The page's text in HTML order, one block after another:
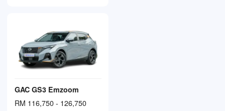
GAC GS3 Emzoom
RM 116,750 - 126,750